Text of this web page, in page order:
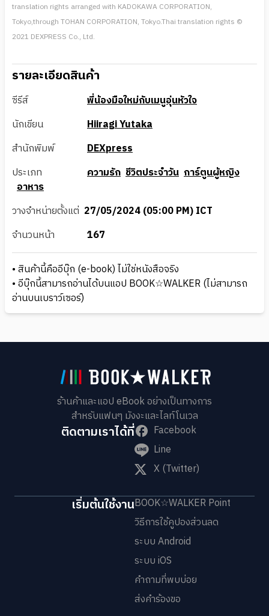
translation rights arranged with KADOKAWA CORPORATION,
Tokyo,through TOHAN CORPORATION, Tokyo.Thai translation rights ©
2021 DEXPRESS Co., Ltd.
รายละเอียดสินค้า
ซีรีส์
พี่น้องมือใหม่กับเมนูอุ่นหัวใจ
นักเขียน
Hiiragi Yutaka
สำนักพิมพ์
DEXpress
ประเภท
ความรัก ชีวิตประจำวัน การ์ตูนผู้หญิง
อาหาร
วางจำหน่ายตั้งแต่ 27/05/2024 (05:00 PM) ICT
จำนวนหน้า
167
• สินค้านี้คืออีบุ๊ก (e-book) ไม่ใช่หนังสือจริง
• อีบุ๊กนี้สามารถอ่านได้บนแอป BOOK☆WALKER (ไม่สามารถ
อ่านบนเบราว์เซอร์)
ร้านค้าและแอป eBook อย่างเป็นทางการ
สำหรับแฟนๆ มังงะและไลท์โนเวล
ติดตามเราได้ที่
Facebook
Line
X (Twitter)
เริ่มต้นใช้งานBOOK☆WALKER Point
วิธีการใช้คูปองส่วนลด
ระบบ Android
ระบบ iOS
คำถามที่พบบ่อย
ส่งคำร้องขอ